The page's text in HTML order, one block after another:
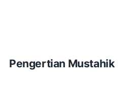
Pengertian Mustahik